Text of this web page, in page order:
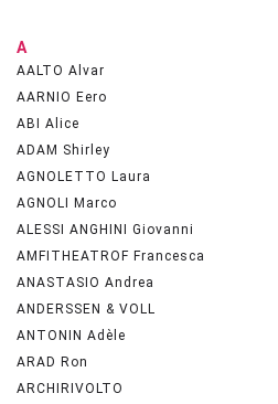
A
AALTO Alvar
AARNIO Eero
ABI Alice
ADAM Shirley
AGNOLETTO Laura
AGNOLI Marco
ALESSI ANGHINI Giovanni
AMFITHEATROF Francesca
ANASTASIO Andrea
ANDERSSEN & VOLL
ANTONIN Adèle
ARAD Ron
ARCHIRIVOLTO